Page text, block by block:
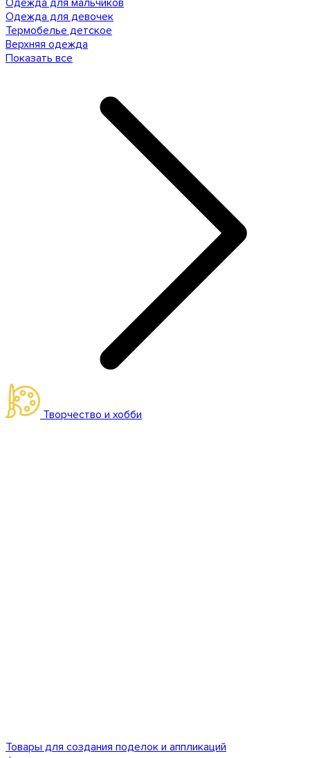
Одежда для мальчиков
Одежда для девочек
Термобелье детское
Верхняя одежда
Показать все
Творчество и хобби
Товары для создания поделок и аппликаций